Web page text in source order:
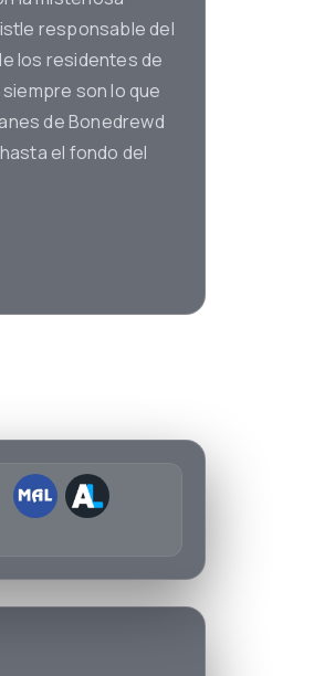
responsable del
los residentes de
son lo que
de Bonedrewd
el fondo del